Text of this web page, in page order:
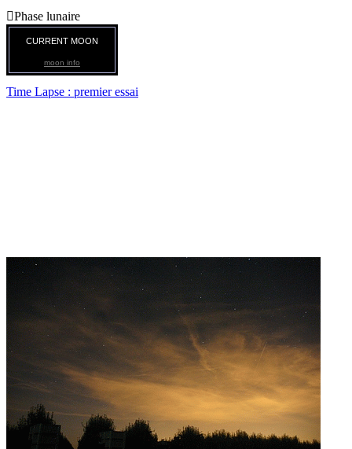
Phase lunaire
CURRENT MOON
moon info
Time Lapse : premier essai